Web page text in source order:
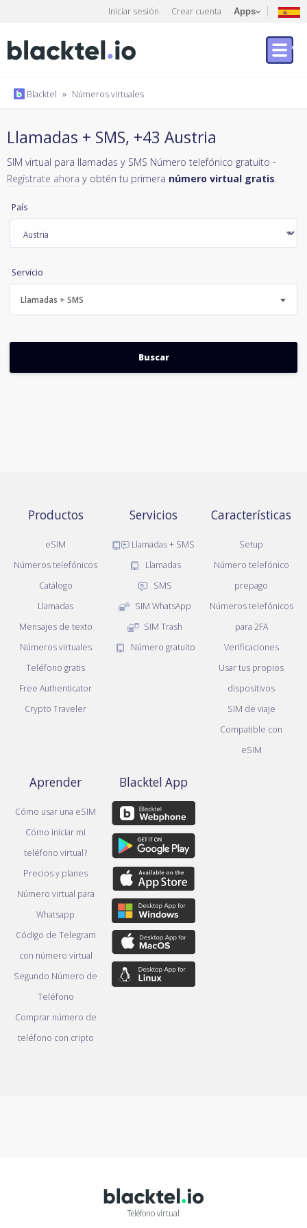
Iniciar sesión Crear cuenta Apps
Blacktel » Números virtuales
Llamadas + SMS, +43 Austria
SIM virtual para llamadas y SMS Número telefónico gratuito -
Regístrate ahora y obtén tu primera número virtual gratis.
País
Servicio
Llamadas + SMS
Productos
eSIM
Números telefónicos
Catálogo
Llamadas
Mensajes de texto
Números virtuales
Teléfono gratis
Free Authenticator
Crypto Traveler
Servicios
Llamadas + SMS
Llamadas
SMS
SIM WhatsApp
SIM Trash
Número gratuito
Características
Setup
Número telefónico
prepago
Números telefónicos
para 2FA
Verificaciones
Usar tus propios
dispositivos
SIM de viaje
Compatible con
eSIM
Aprender
Cómo usar una eSIM
Cómo iniciar mi
teléfono virtual?
Precios y planes
Número virtual para
Whatsapp
Código de Telegram
con número virtual
Segundo Número de
Teléfono
Comprar número de
teléfono con cripto
Blacktel App
Teléfono virtual